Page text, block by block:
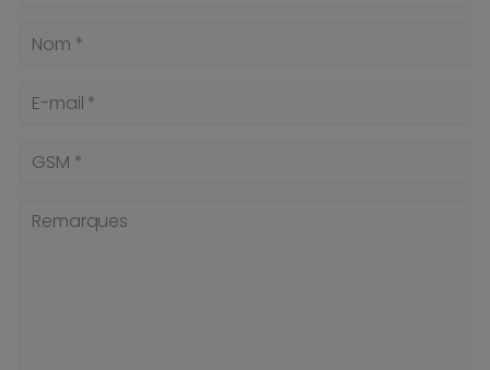
Nom *
E-mail *
GSM *
Remarques